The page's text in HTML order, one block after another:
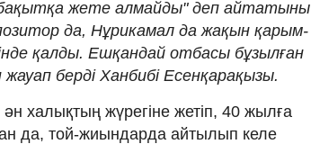
бақытқа жете алмайды" деп айтатыны
да, Нұрикамал да жақын қарым-
қалды. Ешқандай отбасы бұзылған
берді Ханбибі Есенқарақызы.
халықтың жүрегіне жетіп, 40 жылға
да, той-жиындарда айтылып келе